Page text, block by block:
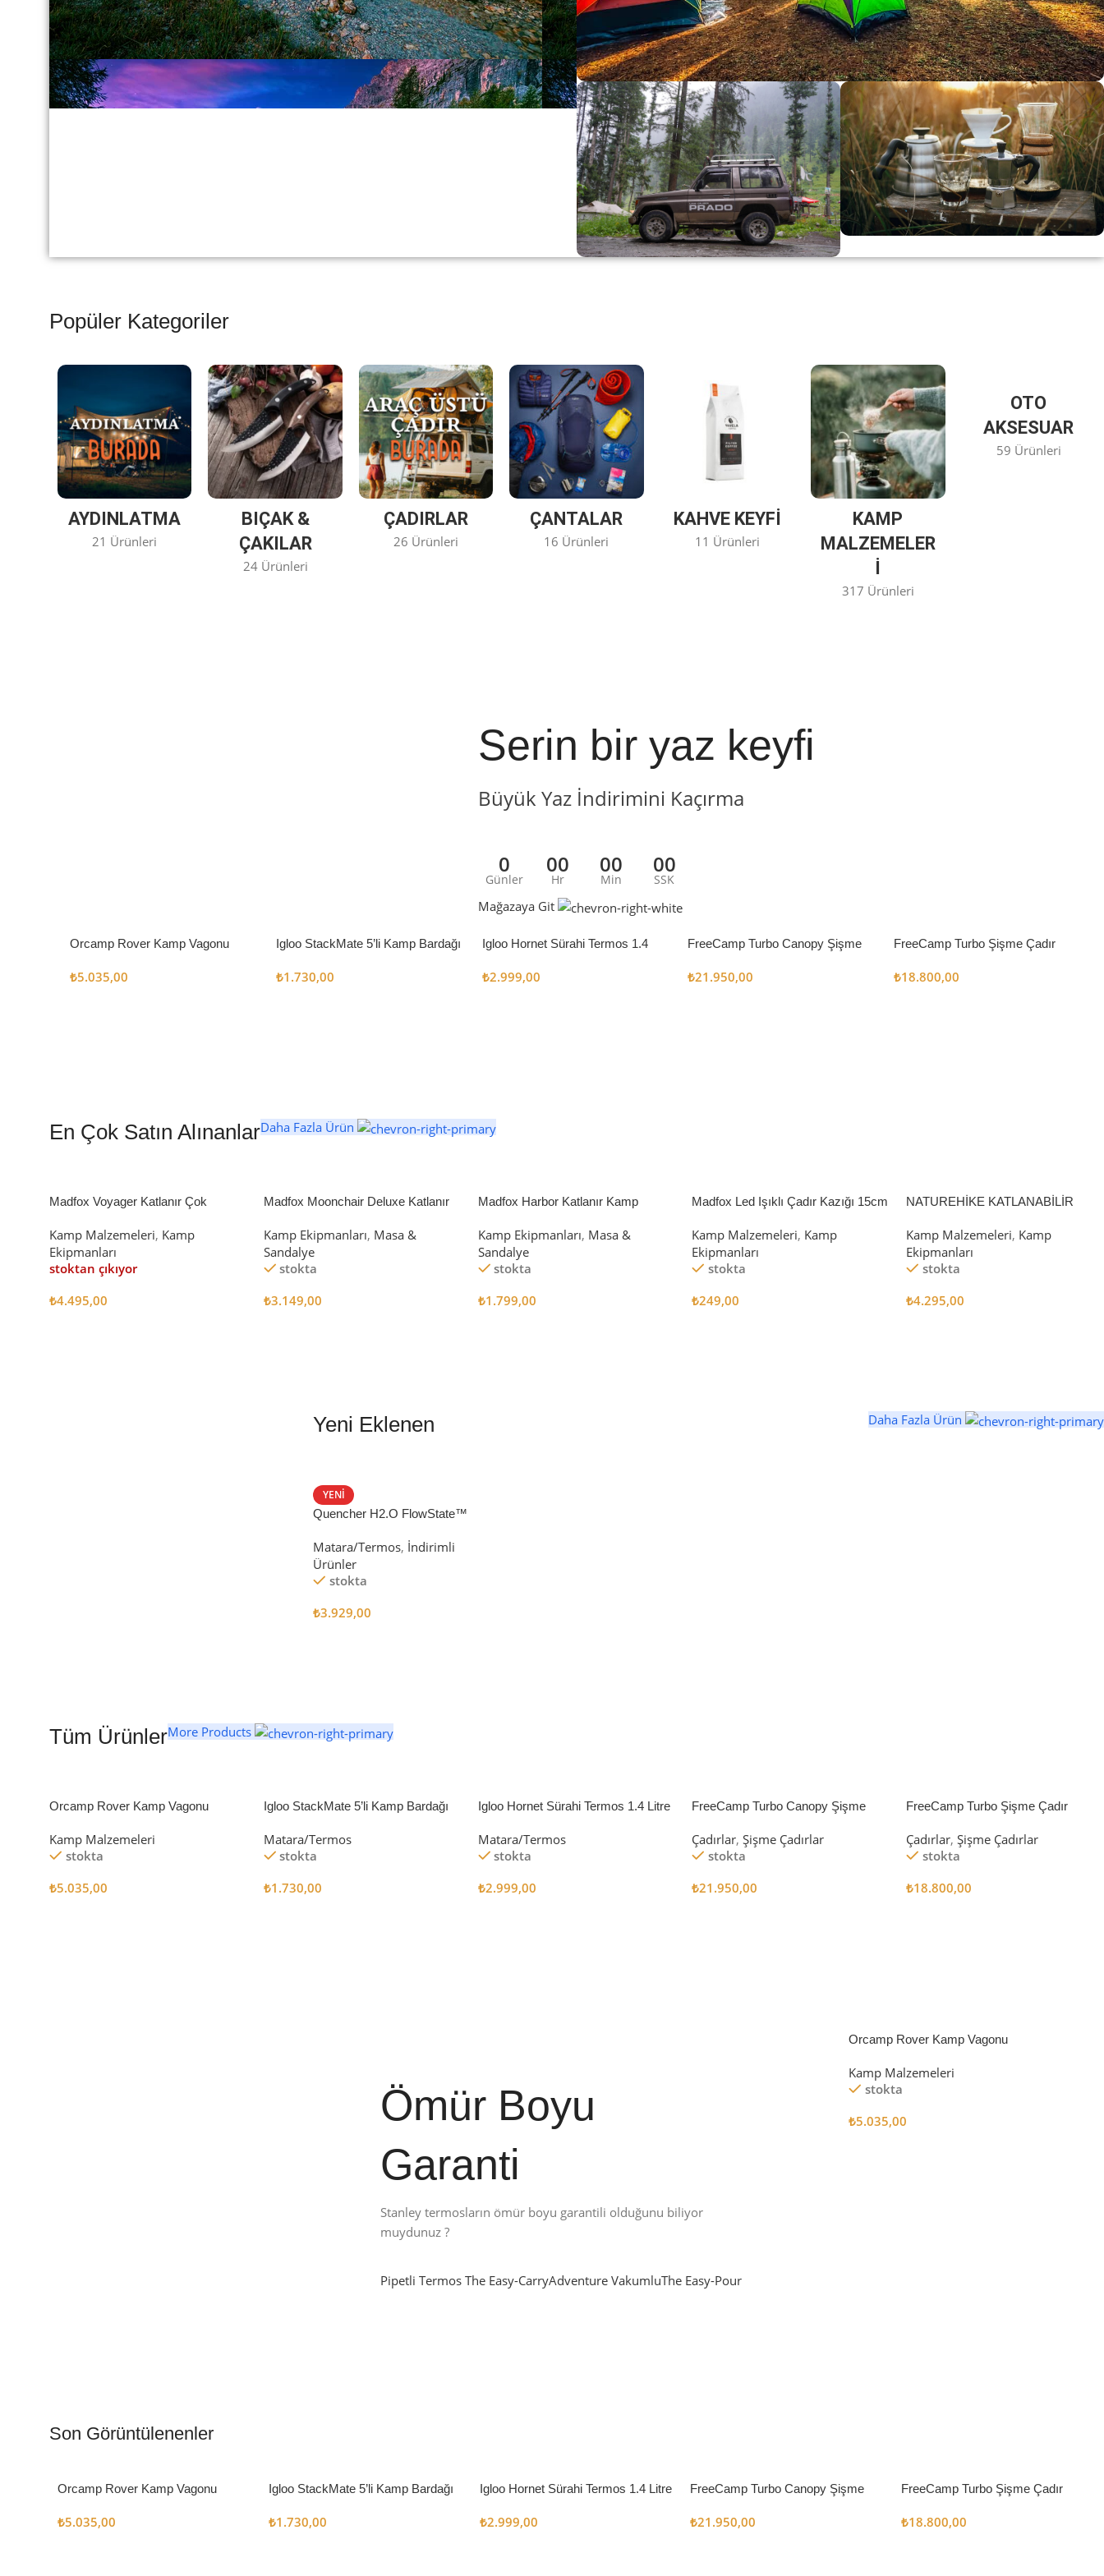
Büyük Yaz İndirimi
0
Günler
00
Hr
00
Min
00
SSK
Alışverişe Başla
Popüler Kategoriler
AYDINLATMA
21 Ürünleri
BIÇAK &
ÇAKILAR
24 Ürünleri
ÇADIRLAR
26 Ürünleri
ÇANTALAR
16 Ürünleri
KAHVE KEYFİ
11 Ürünleri
KAMP
MALZEMELER
317 Ürünleri
OTO
AKSESUAR
59 Ürünleri
Serin bir yaz keyfi
Büyük Yaz İndirimini Kaçırma
0
Günler
00
Hr
00
Min
00
SSK
Mağazaya Git
Orcamp Rover Kamp Vagonu
₺5.035,00
Igloo StackMate 5’li Kamp Bardağı
₺1.730,00
Igloo Hornet Sürahi Termos 1.4
₺2.999,00
FreeCamp Turbo Canopy Şişme
₺21.950,00
FreeCamp Turbo Şişme Çadır
₺18.800,00
En Çok Satın AlınanlarDaha Fazla Ürün
Madfox Voyager Katlanır Çok
BLACK
Kamp Malzemeleri, Kamp
Ekipmanları
stoktan çıkıyor
₺4.495,00
Madfox Moonchair Deluxe Katlanır
Kamp Ekipmanları, Masa &
Sandalye
stokta
₺3.149,00
Madfox Harbor Katlanır Kamp
Kamp Ekipmanları, Masa &
Sandalye
stokta
₺1.799,00
Madfox Led Işıklı Çadır Kazığı 15cm
Kamp Malzemeleri, Kamp
Ekipmanları
stokta
₺249,00
NATUREHİKE KATLANABİLİR
Kamp Malzemeleri, Kamp
Ekipmanları
stokta
₺4.295,00
Yeni Eklenen Daha Fazla Ürün
YENI
Quencher H2.O FlowState™
Matara/Termos, İndirimli
Ürünler
stokta
₺3.929,00
Tüm ÜrünlerMore Products
Orcamp Rover Kamp Vagonu
Kamp Malzemeleri
stokta
₺5.035,00
Igloo StackMate 5’li Kamp Bardağı
Matara/Termos
stokta
₺1.730,00
Igloo Hornet Sürahi Termos 1.4 Litre
Matara/Termos
stokta
₺2.999,00
FreeCamp Turbo Canopy Şişme
Çadırlar, Şişme Çadırlar
stokta
₺21.950,00
FreeCamp Turbo Şişme Çadır
Çadırlar, Şişme Çadırlar
stokta
₺18.800,00
Ömür Boyu
Garanti
Stanley termosların ömür boyu garantili olduğunu biliyor
muydunuz ?
Pipetli TermosThe Easy-CarryAdventure VakumluThe Easy-Pour
Kampçı Şefler İçin
Orcamp Rover Kamp Vagonu
Kamp Malzemeleri
stokta
₺5.035,00
Son Görüntülenenler
Orcamp Rover Kamp Vagonu
₺5.035,00
Igloo StackMate 5’li Kamp Bardağı
₺1.730,00
Igloo Hornet Sürahi Termos 1.4 Litre
₺2.999,00
FreeCamp Turbo Canopy Şişme
₺21.950,00
FreeCamp Turbo Şişme Çadır
₺18.800,00